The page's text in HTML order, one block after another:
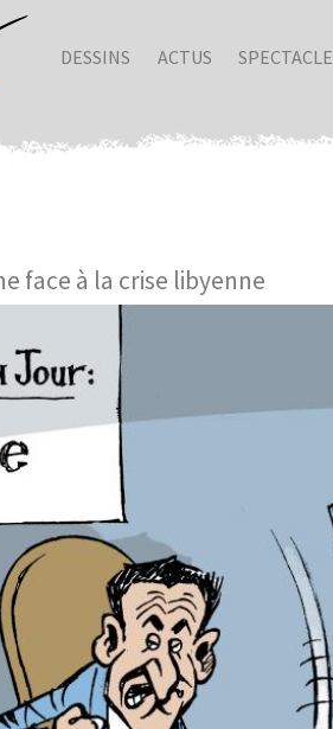
DESSINS ACTUS SPECTACLE
face à la crise libyenne